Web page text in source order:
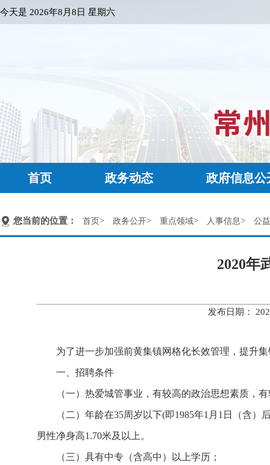
今天是 2026年8月8日 星期六
首页 政务动态 政府信息公
您当前的位置： 首页> 政务公开> 重点领域> 人事信息> 公
2020年
发布日期：
为了进一步加强前黄集镇网格化长效管理，提升
一、招聘条件
（一）热爱城管事业，有较高的政治思想素质，
（二）年龄在35周岁以下(即1985年1月1日（含
男性净身高1.70米及以上。
（三）具有中专（含高中）以上学历；